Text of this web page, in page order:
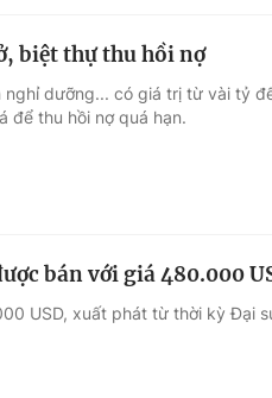
biệt thự thu hồi nợ
dưỡng... có giá trị từ vài tỷ
để thu hồi nợ quá hạn.
bán với giá 480.000
USD, xuất phát từ thời kỳ Đại